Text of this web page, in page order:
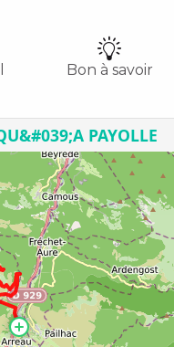
Bon à savoir